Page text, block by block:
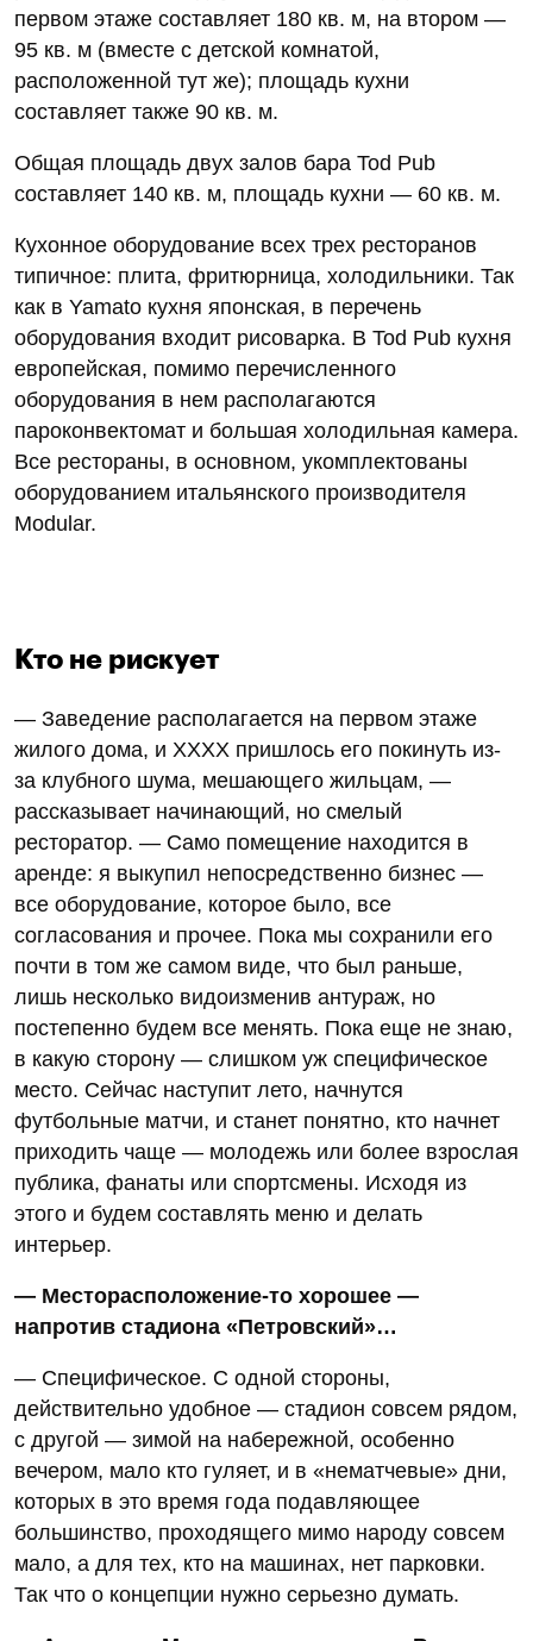
первом этаже составляет 180 кв. м, на втором —
95 кв. м (вместе с детской комнатой,
расположенной тут же); площадь кухни
составляет также 90 кв. м.
Общая площадь двух залов бара Tod Pub
составляет 140 кв. м, площадь кухни — 60 кв. м.
Кухонное оборудование всех трех ресторанов
типичное: плита, фритюрница, холодильники. Так
как в Yamato кухня японская, в перечень
оборудования входит рисоварка. В Tod Pub кухня
европейская, помимо перечисленного
оборудования в нем располагаются
пароконвектомат и большая холодильная камера.
Все рестораны, в основном, укомплектованы
оборудованием итальянского производителя
Modular.
Кто не рискует
— Заведение располагается на первом этаже
жилого дома, и ХХХХ пришлось его покинуть из-
за клубного шума, мешающего жильцам, —
рассказывает начинающий, но смелый
ресторатор. — Само помещение находится в
аренде: я выкупил непосредственно бизнес —
все оборудование, которое было, все
согласования и прочее. Пока мы сохранили его
почти в том же самом виде, что был раньше,
лишь несколько видоизменив антураж, но
постепенно будем все менять. Пока еще не знаю,
в какую сторону — слишком уж специфическое
место. Сейчас наступит лето, начнутся
футбольные матчи, и станет понятно, кто начнет
приходить чаще — молодежь или более взрослая
публика, фанаты или спортсмены. Исходя из
этого и будем составлять меню и делать
интерьер.
— Месторасположение-то хорошее —
напротив стадиона «Петровский»…
— Специфическое. С одной стороны,
действительно удобное — стадион совсем рядом,
с другой — зимой на набережной, особенно
вечером, мало кто гуляет, и в «нематчевые» дни,
которых в это время года подавляющее
большинство, проходящего мимо народу совсем
мало, а для тех, кто на машинах, нет парковки.
Так что о концепции нужно серьезно думать.